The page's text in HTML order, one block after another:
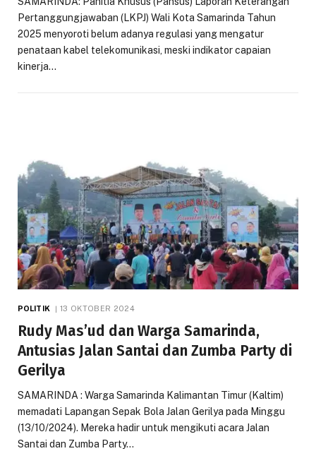
Pertanggungjawaban (LKPJ) Wali Kota Samarinda Tahun
2025 menyoroti belum adanya regulasi yang mengatur
penataan kabel telekomunikasi, meski indikator capaian
kinerja…
POLITIK 13 OKTOBER 2024
Rudy Mas’ud dan Warga Samarinda,
Antusias Jalan Santai dan Zumba Party di
Gerilya
SAMARINDA : Warga Samarinda Kalimantan Timur (Kaltim)
memadati Lapangan Sepak Bola Jalan Gerilya pada Minggu
(13/10/2024). Mereka hadir untuk mengikuti acara Jalan
Santai dan Zumba Party…